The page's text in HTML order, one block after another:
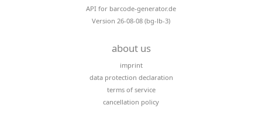
API for barcode-generator.de
Version 26-08-08 (bg-lb-3)
about us
imprint
data protection declaration
terms of service
cancellation policy